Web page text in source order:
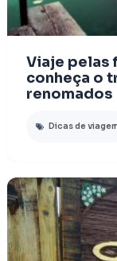
Viaje pelas
conheça o
renomados
Dicas de